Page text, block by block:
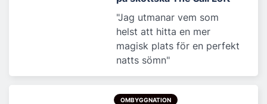
"Jag utmanar vem som
helst att hitta en mer
magisk plats för en perfekt
natts sömn"
OMBYGGNATION